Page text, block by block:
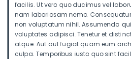
facilis. Ut vero quo ducimus vel
nam laboriosam nemo.
non voluptatum nihil. Assumenda
voluptates adipisci. Tenetur et
atque. Aut aut fugiat quam eum
culpa. Temporibus iusto quo sint